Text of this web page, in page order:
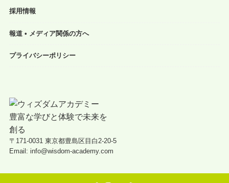
採用情報
報道 • メディア関係の方へ
プライバシーポリシー
〒171-0031 東京都豊島区目白2-20-5
Email: info@wisdom-academy.com